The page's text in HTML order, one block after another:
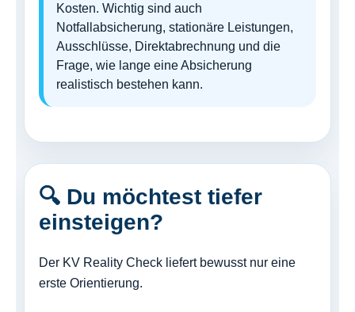
Kosten. Wichtig sind auch
Notfallabsicherung, stationäre Leistungen,
Ausschlüsse, Direktabrechnung und die
Frage, wie lange eine Absicherung
realistisch bestehen kann.
🔍 Du möchtest tiefer
einsteigen?
Der KV Reality Check liefert bewusst nur eine
erste Orientierung.